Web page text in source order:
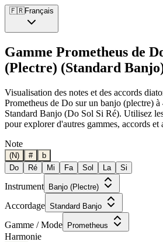
🇫🇷Français
Gamme Prometheus de
(Plectre) (Standard
Visualisation des notes et des accords
Prometheus de Do sur un banjo (plectre) à
Standard Banjo (Do Sol Si Ré). Utilisez
pour explorer d'autres gammes, accords et
Note
(N) #
b
Do
Ré Mi Fa Sol La Si
Instrument Banjo (Plectre)
Accordage Standard Banjo
Gamme / Mode Prometheus
Harmonie